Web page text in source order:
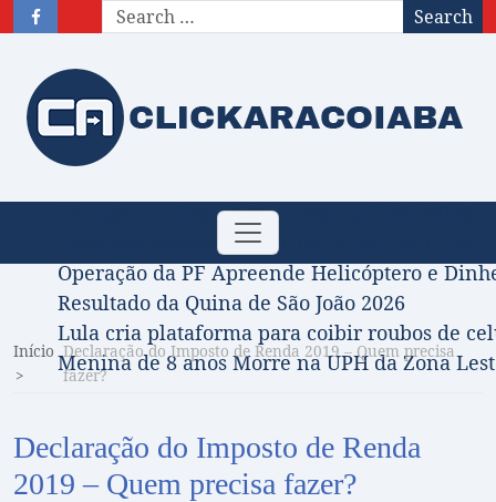
Search
Toggle
navigation
Obituário – Nota de falecimento: 31/07/2026
Comissão Aprova Projeto de Jilmar Tatto
Operação da PF Apreende Helicóptero e
Resultado da Quina de São João 2026
Lula cria plataforma para coibir roubos de
Menina de 8 anos Morre na UPH da Zona
Início Declaração do Imposto de Renda 2019 – Quem precisa
fazer?
Declaração do Imposto de Renda
2019 – Quem precisa fazer?